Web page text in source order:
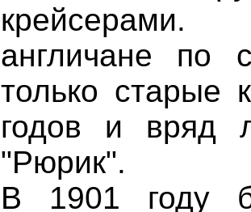
крейсерами.
англичане по
только старые
годов и вряд
"Рюрик".
В 1901 году